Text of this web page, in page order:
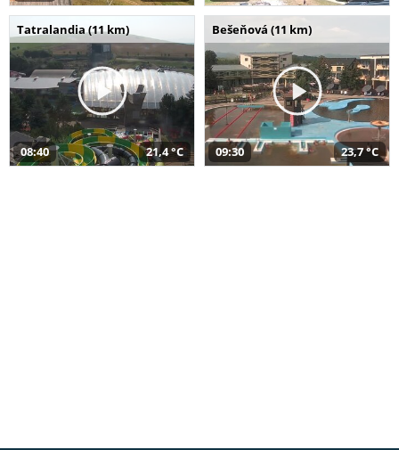
Tatralandia (11 km)
08:40 21,4 °C
Bešeňová (11 km)
09:30 23,7 °C